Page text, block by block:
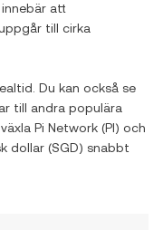
innebär att
till cirka
Du kan också se
till andra populära
Pi Network (PI) och
dollar (SGD) snabbt